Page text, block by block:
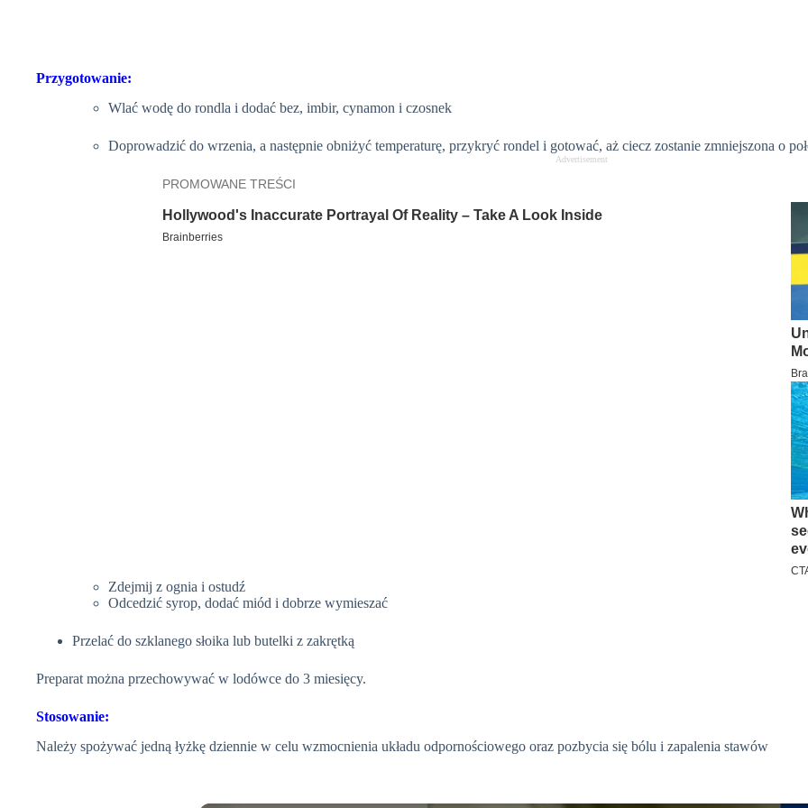
Przygotowanie:
Wlać wodę do rondla i dodać bez, imbir, cynamon i czosnek
Doprowadzić do wrzenia, a następnie obniżyć temperaturę, przykryć rondel i gotować, aż ciecz zostanie zmniejszona o
Advertisement
Zdejmij z ognia i ostudź
Odcedzić syrop, dodać miód i dobrze wymieszać
Przelać do szklanego słoika lub butelki z zakrętką
Preparat można przechowywać w lodówce do 3 miesięcy.
Stosowanie:
Należy spożywać jedną łyżkę dziennie w celu wzmocnienia układu odpornościowego oraz pozbycia się bólu i zapalenia stawów